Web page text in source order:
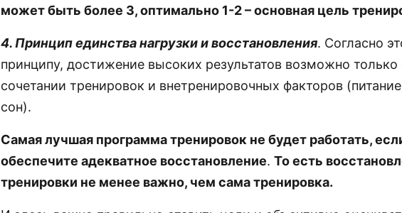
может быть более 3, оптимально 1-2 – основная цель
4. Принцип единства нагрузки и восстановления. Согласно
принципу, достижение высоких результатов возможно только
сочетании тренировок и внетренировочных факторов
сон).
Самая лучшая программа тренировок не будет работать,
обеспечите адекватное восстановление. То есть
тренировки не менее важно, чем сама тренировка.